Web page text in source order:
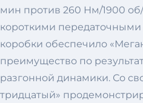
мин против 260 Нм/1900
короткими
коробки обеспечило
преимущество по
разгонной динамики. Со
тридцатый»